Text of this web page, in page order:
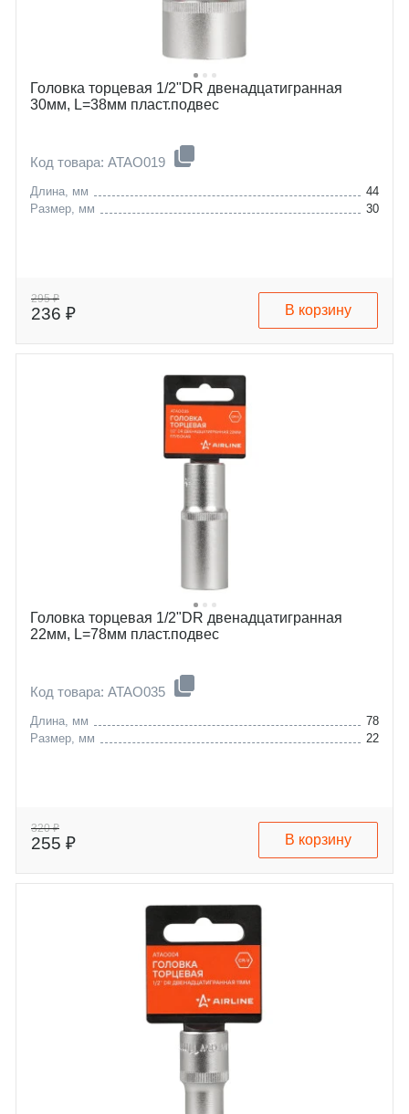
Головка торцевая 1/2"DR двенадцатигранная
30мм, L=38мм пласт.подвес
Код товара: ATAO019
Длина, мм
44
Размер, мм
30
295 ₽
236 ₽ В корзину
Головка торцевая 1/2"DR двенадцатигранная
22мм, L=78мм пласт.подвес
Код товара: ATAO035
Длина, мм
78
Размер, мм
22
320 ₽
255 ₽ В корзину